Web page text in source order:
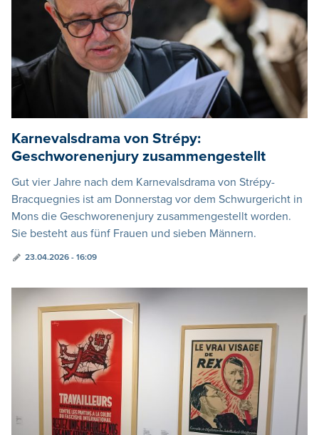
Karnevalsdrama von Strépy:
Geschworenenjury zusammengestellt
Gut vier Jahre nach dem Karnevalsdrama von Strépy-
Bracquegnies ist am Donnerstag vor dem Schwurgericht in
Mons die Geschworenenjury zusammengestellt worden.
Sie besteht aus fünf Frauen und sieben Männern.
23.04.2026 - 16:09